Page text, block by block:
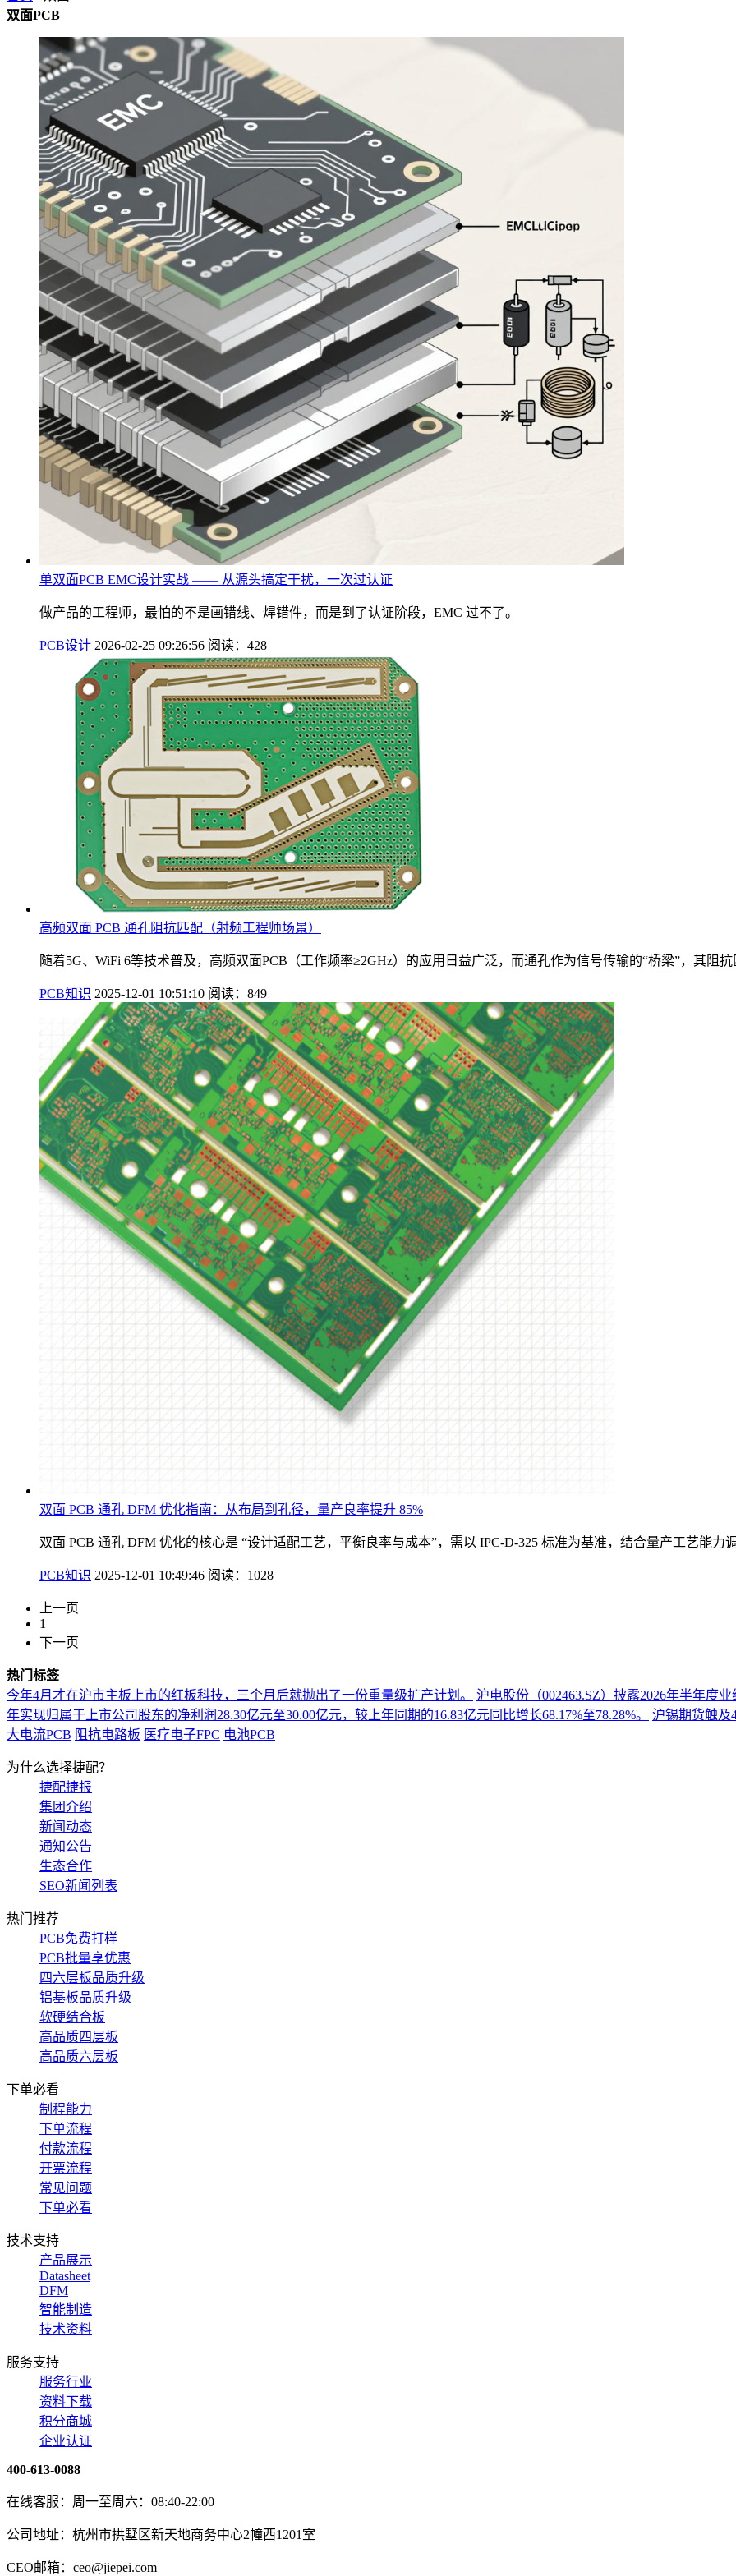
双面PCB
单双面PCB EMC设计实战 —— 从源头搞定干扰，一次过认证
做产品的工程师，最怕的不是画错线、焊错件，而是到了认证阶段，EMC 过不了。
PCB设计 2026-02-25 09:26:56 阅读：428
高频双面 PCB 通孔阻抗匹配（射频工程师场景）
随着5G、WiFi 6等技术普及，高频双面PCB（工作频率≥2GHz）的应用日益广泛，而通孔作为信号传输的“桥梁”，其阻
PCB知识 2025-12-01 10:51:10 阅读：849
双面 PCB 通孔 DFM 优化指南：从布局到孔径，量产良率提升 85%
双面 PCB 通孔 DFM 优化的核心是 “设计适配工艺，平衡良率与成本”，需以 IPC-D-325 标准为基准，结合量产工艺能力
PCB知识 2025-12-01 10:49:46 阅读：1028
上一页
1
下一页
热门标签
今年4月才在沪市主板上市的红板科技，三个月后就抛出了一份重量级扩产计划。
沪电股份（002463.SZ）披露2026年半年度
年实现归属于上市公司股东的净利润28.30亿元至30.00亿元，较上年同期的16.83亿元同比增长68.17%至78.28%。
沪锡期货触及
大电流PCB 阻抗电路板 医疗电子FPC 电池PCB
为什么选择捷配？
捷配捷报
集团介绍
新闻动态
通知公告
生态合作
SEO新闻列表
热门推荐
PCB免费打样
PCB批量享优惠
四六层板品质升级
铝基板品质升级
软硬结合板
高品质四层板
高品质六层板
下单必看
制程能力
下单流程
付款流程
开票流程
常见问题
下单必看
技术支持
产品展示
Datasheet
DFM
智能制造
技术资料
服务支持
服务行业
资料下载
积分商城
企业认证
400-613-0088
在线客服：周一至周六：08:40-22:00
公司地址：杭州市拱墅区新天地商务中心2幢西1201室
CEO邮箱：ceo@jiepei.com